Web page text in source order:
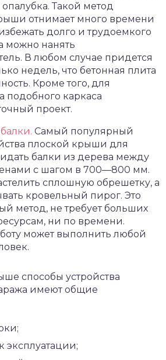
Такой метод
отнимает много времени
долго и трудоемкого
можно нанять
В любом случае придется
недель, что бетонная плита
Кроме того, для
подобного каркаса
проект.
Самый популярный
плоской крыши для
балки из дерева между
с шагом в 700—800 мм.
сплошную обрешетку, а
кровельный пирог. Это
метод, не требует больших
ни по времени.
может выполнить любой
способы устройства
имеют общие
эксплуатации;